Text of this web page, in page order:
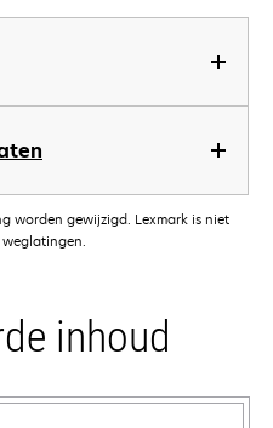
worden gewijzigd. Lexmark is niet
inhoud